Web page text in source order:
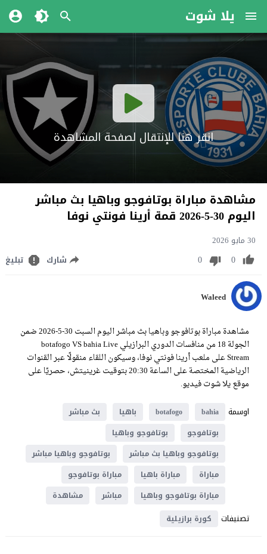
يلا شوت
انقر هنا للإنتقال لصفحة المشاهدة
مشاهدة مباراة بوتافوجو وباهيا بث مباشر
اليوم 30-5-2026 قمة أرينا فونتي نوفا
30 مايو 2026
0
0 شارك تبليغ
Waleed
مشاهدة مباراة بوتافوجو وباهيا بث مباشر اليوم السبت 30-5-2026 ضمن
الجولة 18 من منافسات الدوري البرازيلي botafogo VS bahia Live
Stream على ملعب أرينا فونتي نوفا، وسيكون اللقاء منقولًا عبر القنوات
الرياضية المختصة على الساعة 20:30 بتوقيت غرينيتش، حصريًا على
موقع يلا شوت فيديو.
اوسمة
bahia
botafogo باهيا
بث مباشر
بوتافوجو
بوتافوجو وباهيا
بوتافوجو وباهيا بث مباشر
بوتافوجو وباهيا مباشر
مباراة
مباراة باهيا
مباراة بوتافوجو
مباراة بوتافوجو وباهيا
مباشر مشاهدة
تصنيفات كورة برازيلية